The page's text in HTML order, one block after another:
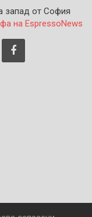
запад от София
на EspressoNews